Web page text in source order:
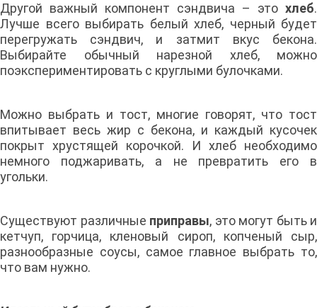
Другой важный компонент сэндвича – это хлеб.
Лучше всего выбирать белый хлеб, черный будет
перегружать сэндвич, и затмит вкус бекона.
Выбирайте обычный нарезной хлеб, можно
поэкспериментировать с круглыми булочками.
Можно выбрать и тост, многие говорят, что тост
впитывает весь жир с бекона, и каждый кусочек
покрыт хрустящей корочкой. И хлеб необходимо
немного поджаривать, а не превратить его в
угольки.
Существуют различные приправы, это могут быть и
кетчуп, горчица, кленовый сироп, копченый сыр,
разнообразные соусы, самое главное выбрать то,
что вам нужно.